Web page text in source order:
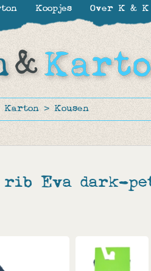
Karton > Kousen
rib Eva dark-
Koopjes Over K & K